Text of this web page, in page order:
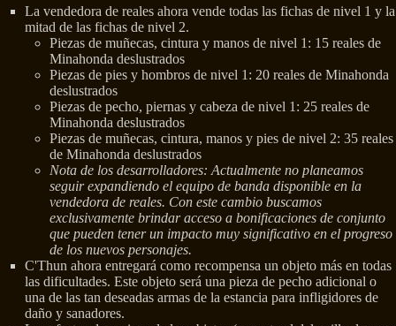
La vendedora de reales ahora vende todas las fichas de nivel 1 y la
mitad de las fichas de nivel 2.
Piezas de muñecas, cintura y manos de nivel 1: 15 reales de
Minahonda deslustrados
Piezas de pies y hombros de nivel 1: 20 reales de Minahonda
deslustrados
Piezas de pecho, piernas y cabeza de nivel 1: 25 reales de
Minahonda deslustrados
Piezas de muñecas, cintura, manos y pies de nivel 2: 35 reales
de Minahonda deslustrados
Nota de los desarrolladores: Actualmente no planeamos
seguir expandiendo el equipo de banda disponible en la
vendedora de reales. Con este cambio buscamos
exclusivamente brindar acceso a bonificaciones de conjunto
que pueden tener un impacto muy significativo en el progreso
de los nuevos personajes.
C'Thun ahora entregará como recompensa un objeto más en todas
las dificultades. Este objeto será una pieza de pecho adicional o
una de las tan deseadas armas de la estancia para infligidores de
daño y sanadores.